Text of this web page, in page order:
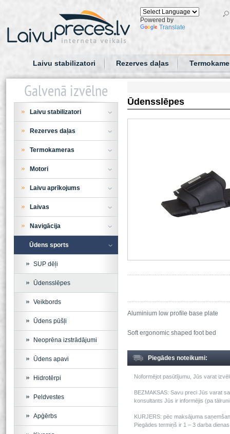
Powered by
Translate
Laivu stabilizatori Rezerves daļas
Ūdensslēpes
Aluminium low profile base plate
Soft ergonomic shaped foot bed
Piegādes noteikumi:
Noformējot pasūtījumu, Jūs varat
BEZMAKSAS: Savu preci Jūs varat
konsultants Jūs ir informējis (pa
KURJERS: pēc maksājuma
Piegādes termiņš ir 1 – 3 darba
Galvenā izvēlne
Laivu stabilizatori
Rezerves daļas
Termokameras
Motori
Laivu aprīkojums
Laivas
Navigācija
Ūdens sports
SUP dēļi
Ūdensslēpes
Veikbords
Ūdens pūšļi
Neoprēna izstrādājumi
Ūdens apavi
Hidrotērpi
Peldvestes
Apģērbs